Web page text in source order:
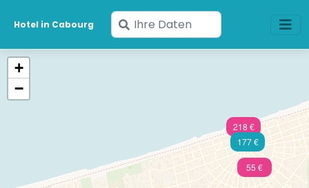
Hotel in Cabourg
Geben
Sie
218 €
55 €
177 €
+
−